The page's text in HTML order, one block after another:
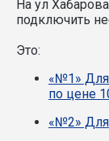
На ул
подключить
Это:
«№1» Для
по цене
«№2»